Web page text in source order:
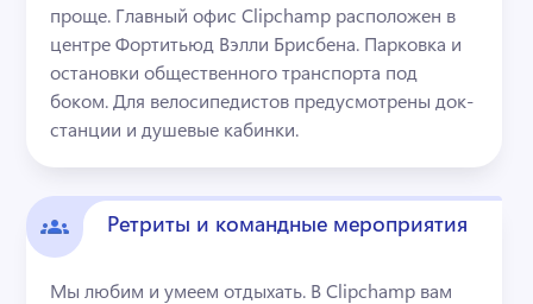
проще. Главный офис Clipchamp расположен в
центре Фортитьюд Вэлли Брисбена. Парковка и
остановки общественного транспорта под
боком. Для велосипедистов предусмотрены док-
станции и душевые кабинки.
Ретриты и командные мероприятия
Мы любим и умеем отдыхать. В Clipchamp вам